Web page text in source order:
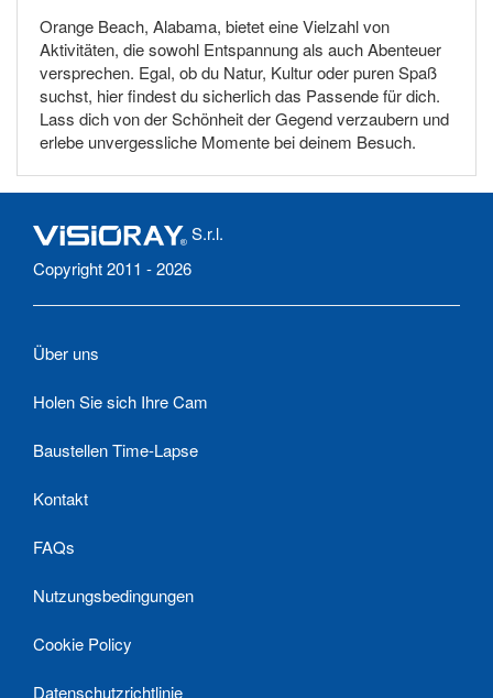
Orange Beach, Alabama, bietet eine Vielzahl von
Aktivitäten, die sowohl Entspannung als auch Abenteuer
versprechen. Egal, ob du Natur, Kultur oder puren Spaß
suchst, hier findest du sicherlich das Passende für dich.
Lass dich von der Schönheit der Gegend verzaubern und
erlebe unvergessliche Momente bei deinem Besuch.
S.r.l.
Copyright 2011 - 2026
Über uns
Holen Sie sich Ihre Cam
Baustellen Time-Lapse
Kontakt
FAQs
Nutzungsbedingungen
Cookie Policy
Datenschutzrichtlinie